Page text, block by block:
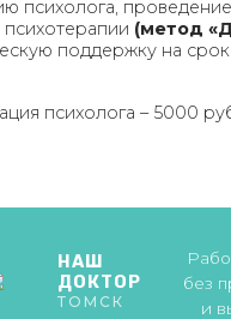
психолога,
(метод
поддержку на срок
психолога – 5000
НАШ
ДОКТОР
ТОМСК
без
и